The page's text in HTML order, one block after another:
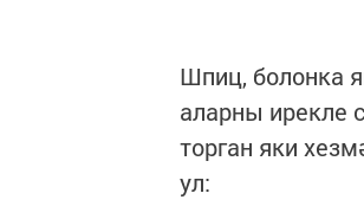
Шпиц, болонка
аларны ирекле
торган яки
ул: